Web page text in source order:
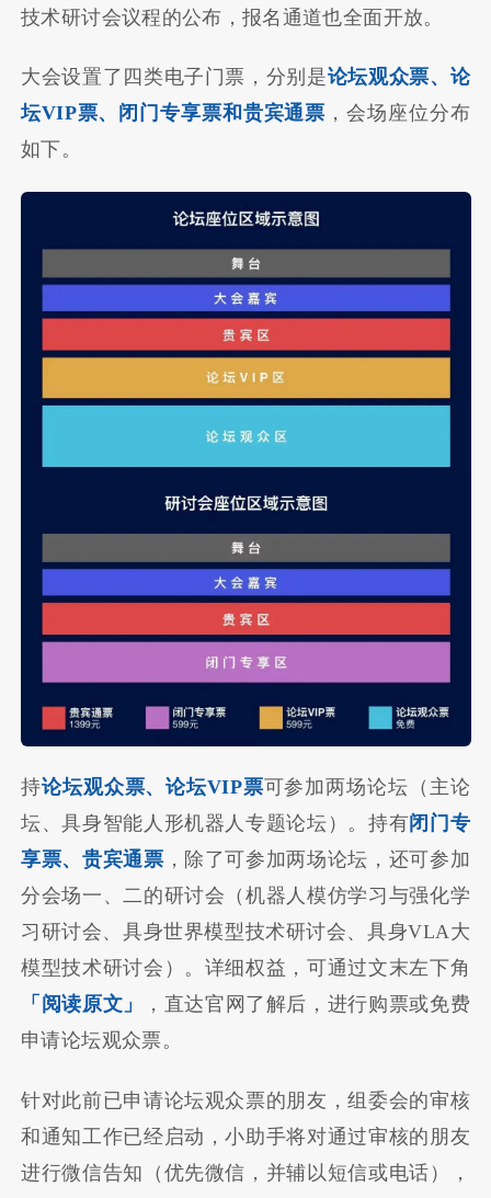
技术研讨会议程的公布，报名通道也全面开放。
大会设置了四类电子门票，分别是论坛观众票、论
坛VIP票、闭门专享票和贵宾通票 ，会场座位分布
如下。
持论坛观众票、论坛VIP票可参加两场论坛（主论
坛、具身智能人形机器人专题论坛）。持有闭门专
享票、贵宾通票 ，除了可参加两场论坛，还可参加
分会场一、二的研讨会（机器人模仿学习与强化学
习研讨会、具身世界模型技术研讨会、具身VLA大
模型技术研讨会）。详细权益，可通过文末左下角
「阅读原文」
，直达官网了解后，进行购票或免费
申请论坛观众票。
针对此前已申请论坛观众票的朋友，组委会的审核
和通知工作已经启动，小助手将对通过审核的朋友
进行微信告知（优先微信，并辅以短信或电话），